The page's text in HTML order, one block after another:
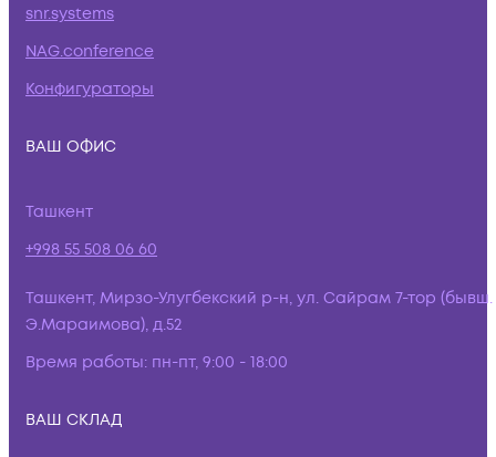
snr.systems
NAG.conference
Конфигураторы
ВАШ ОФИС
Ташкент
+998 55 508 06 60
Ташкент, Мирзо-Улугбекский р-н, ул. Сайрам 7-тор (бывш.
Э.Мараимова), д.52
Время работы: пн-пт, 9:00 - 18:00
ВАШ СКЛАД